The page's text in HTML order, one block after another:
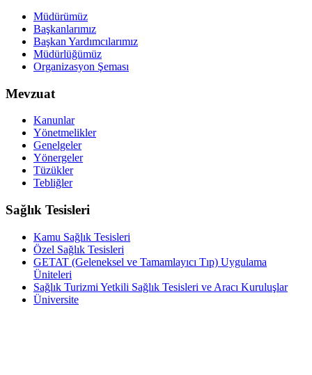
Müdürümüz
Başkanlarımız
Başkan Yardımcılarımız
Müdürlüğümüz
Organizasyon Şeması
Mevzuat
Kanunlar
Yönetmelikler
Genelgeler
Yönergeler
Tüzükler
Tebliğler
Sağlık Tesisleri
Kamu Sağlık Tesisleri
Özel Sağlık Tesisleri
GETAT (Geleneksel ve Tamamlayıcı Tıp) Uygulama
Üniteleri
Sağlık Turizmi Yetkili Sağlık Tesisleri ve Aracı Kuruluşlar
Üniversite